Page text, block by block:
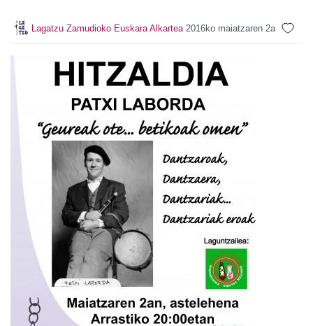
Lagatzu Zamudioko Euskara Alkartea 2016ko maiatzaren 2a